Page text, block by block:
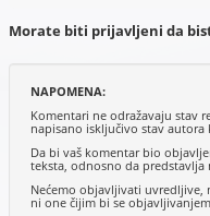
Morate biti prijavljeni da
NAPOMENA:
Komentari ne odražavaju stav
napisano isključivo stav autora
Da bi vaš komentar bio
teksta, odnosno da
Nećemo objavljivati
ni one čijim bi se